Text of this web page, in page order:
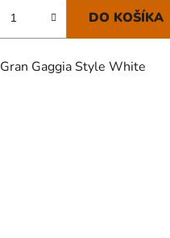
DO KOŠÍKA
Gran Gaggia Style White